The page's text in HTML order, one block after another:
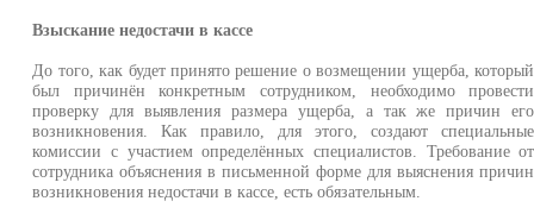
Взыскание недостачи в кассе
До того, как будет принято решение о возмещении ущерба, который
был причинён конкретным сотрудником, необходимо провести
проверку для выявления размера ущерба, а так же причин его
возникновения. Как правило, для этого, создают специальные
комиссии с участием определённых специалистов. Требование от
сотрудника объяснения в письменной форме для выяснения причин
возникновения недостачи в кассе, есть обязательным.